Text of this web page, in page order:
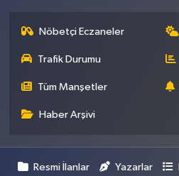
Nöbetçi Eczaneler
Trafik Durumu
Tüm Manşetler
Haber Arşivi
Resmi İlanlar Yazarlar